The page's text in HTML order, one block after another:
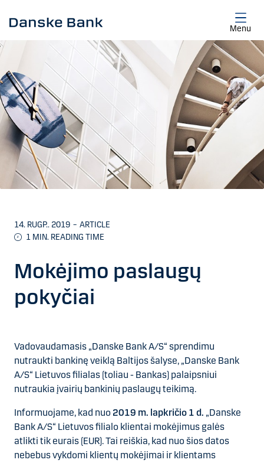
Menu
14. RUGP.. 2019 – ARTICLE
1 MIN. READING TIME
Mokėjimo paslaugų
pokyčiai
Vadovaudamasis „Danske Bank A/S“ sprendimu
nutraukti bankinę veiklą Baltijos šalyse, „Danske Bank
A/S“ Lietuvos filialas (toliau - Bankas) palaipsniui
nutraukia įvairių bankinių paslaugų teikimą.
Informuojame, kad nuo 2019 m. lapkričio 1 d. „Danske
Bank A/S“ Lietuvos filialo klientai mokėjimus galės
atlikti tik eurais (EUR). Tai reiškia, kad nuo šios datos
nebebus vykdomi klientų mokėjimai ir klientams